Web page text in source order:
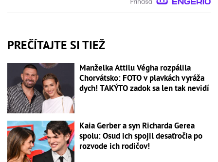
PREČÍTAJTE SI TIEŽ
Manželka Attilu Végha rozpálila
Chorvátsko: FOTO v plavkách vyráža
dych! TAKÝTO zadok sa len tak nevidí
Kaia Gerber a syn Richarda Gerea
spolu: Osud ich spojil desaťročia po
rozvode ich rodičov!